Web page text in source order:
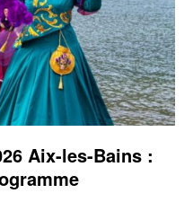
Aix-les-Bains :